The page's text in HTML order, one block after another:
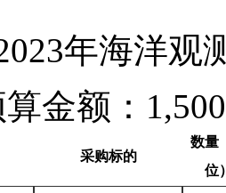
年海洋观
金额：
采购标的
数量
位